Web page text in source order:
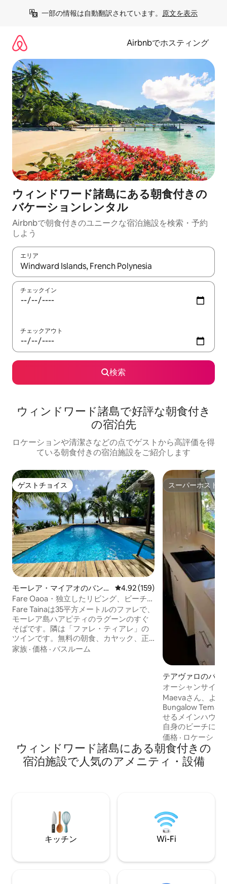
一部の情報は自動翻訳されています。 原文を表示
Airbnbでホスティング
ウィンドワード諸島にある朝食付きの
バケーションレンタル
Airbnbで朝食付きのユニークな宿泊施設を検索・予約
しよう
エリア
検索結果が表示されたら、上下の矢印キーを使って移動するか
チェックイン
チェックアウト
検索
ウィンドワード諸島で好評な朝食付き
の宿泊先
ロケーションや清潔さなどの点でゲストから高評価を得
ている朝食付きの宿泊施設をご紹介します
ゲストチョイス
ゲストチョイス
モーレア・マイアオのバンガ
ロー
レビュー159件、5つ星中4.92つ
4.92 (159)
Fare Oaoa・独立したリビング、ビーチフ
ロント、寝室
Fare Tainaは35平方メートルのファレで、
モーレア島ハアピティのラグーンのすぐ
そばです。隣は「ファレ・ティアレ」の
ツインです。無料の朝食、カヤック、正
午からのチェックイン。 寝室1室、2名様
家族 · 価格 · バスルーム
スーパーホスト
スーパーホスト
テアヴァロのバン
オーシャンサイド
Maevaさん、ようこそ！
Bungalow Temae
せるメインハウス
自身のビーチにア
ライベートビーチバ
（地元のフルーツ
ジュース、お茶、
ー）、クイーンサ
ています。
価格 · ロケーショ
ウィンドワード諸島にある朝食付きの
宿泊施設で人気のアメニティ・設備
キッチン Wi-Fi